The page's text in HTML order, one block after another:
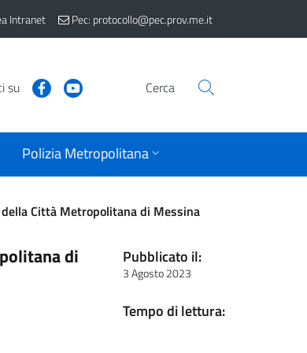
Intranet Pec: protocollo@pec.prov.me.it
su Cerca
Polizia Metropolitana
Città Metropolitana di Messina
di
Pubblicato il:
3 Agosto 2023
Tempo di lettura: